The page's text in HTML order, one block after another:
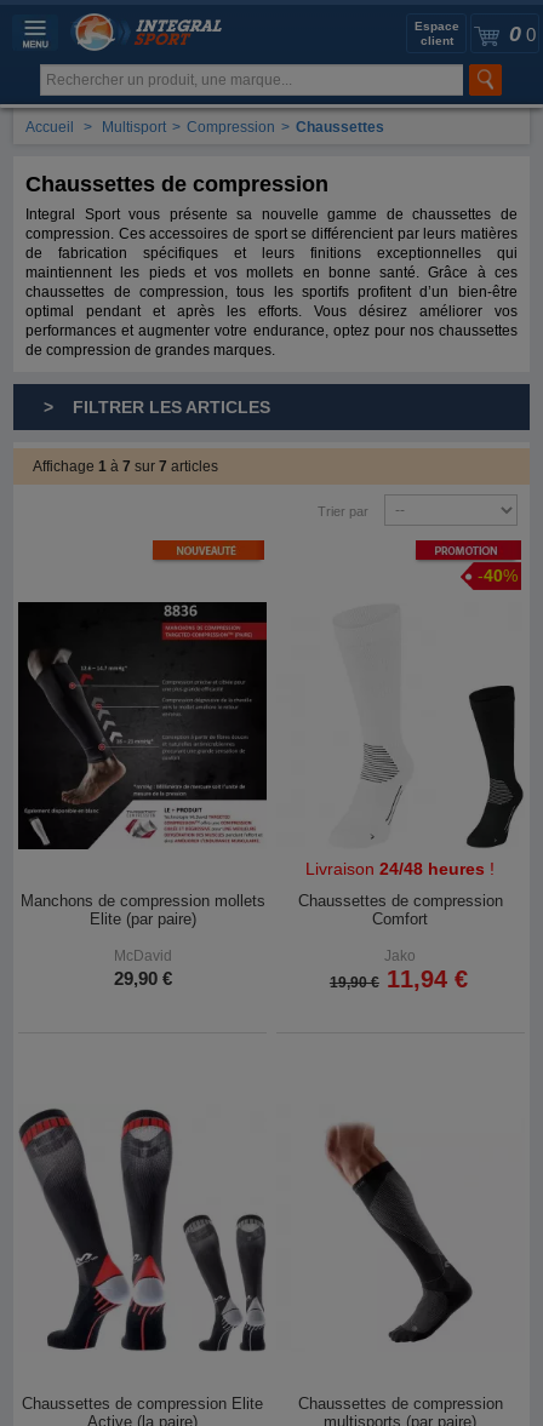
0 0
Espace
client
Accueil > Multisport > Compression > Chaussettes
Chaussettes de compression
Integral Sport vous présente sa nouvelle gamme de chaussettes de
compression. Ces accessoires de sport se différencient par leurs matières
de fabrication spécifiques et leurs finitions exceptionnelles qui
maintiennent les pieds et vos mollets en bonne santé. Grâce à ces
chaussettes de compression, tous les sportifs profitent d’un bien-être
optimal pendant et après les efforts. Vous désirez améliorer vos
performances et augmenter votre endurance, optez pour nos chaussettes
de compression de grandes marques.
> FILTRER LES ARTICLES
Affichage1à7sur7articles
Trier par
Manchons de compression mollets
Elite (par paire)
McDavid
29,90 €
Promotion
-40%
Livraison24/48 heures !
Chaussettes de compression
Comfort
Jako
19,90 € 11,94 €
Chaussettes de compression Elite
Active (la paire)
Chaussettes de compression
multisports (par paire)